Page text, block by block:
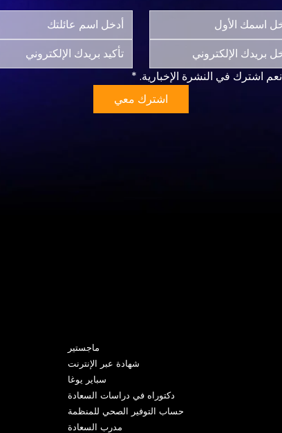
نعم اشترك في النشرة الإخبارية. *
اشترك معي
ماجستير
شهادة عبر الإنترنت
سباير يوغا
دكتوراه في دراسات السعادة
حساب التوفير الصحي للمنظمة
مدرب السعادة